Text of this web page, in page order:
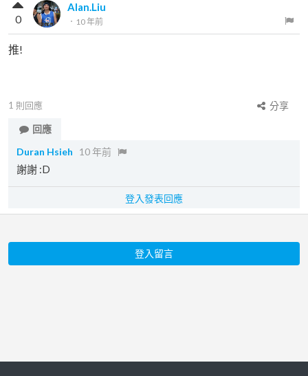
Alan.Liu
． 10 年前
0
推!
1 則回應
分享
回應
Duran Hsieh
10 年前
謝謝 :D
登入發表回應
登入留言